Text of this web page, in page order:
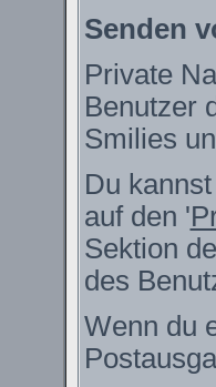
Senden
Private
Benutzer
Smilies
Du
auf den '
Sektion
des
Wenn du